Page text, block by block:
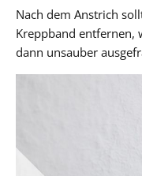
Nach dem Anstrich
Kreppband entfernen,
dann unsauber